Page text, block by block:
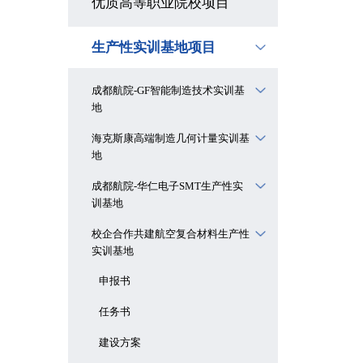
生产性实训基地项目
成都航院-GF智能制造技术实训基
地
海克斯康高端制造几何计量实训基
地
成都航院-华仁电子SMT生产性实
训基地
校企合作共建航空复合材料生产性
实训基地
申报书
任务书
建设方案